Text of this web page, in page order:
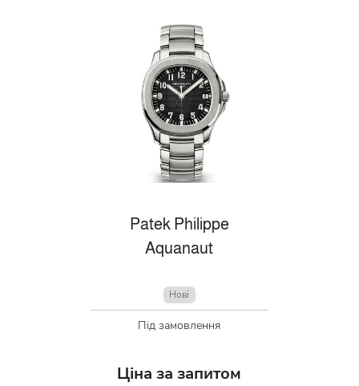
Patek Philippe
Aquanaut
Нові
Під замовлення
Ціна за запитом